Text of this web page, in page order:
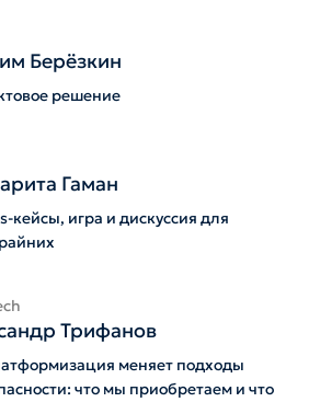
Берёзкин
решение
Гаман
кейсы, игра и дискуссия для
Трифанов
меняет подходы
что мы приобретаем и что